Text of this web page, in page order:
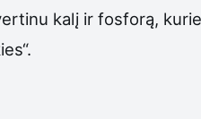
kalį ir fosforą,